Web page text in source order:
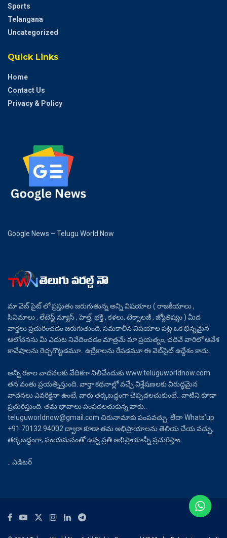
Sports
Telangana
Uncategorized
Quick Links
Home
Contact Us
Privacy & Policy
Google News – Telugu World Now
మా వెబ్ సైట్ లో ప్రస్తుతం జరుగుతున్న అన్ని విషయాల ( రాజకీయాలు ,
సినిమాలు , లేటెస్ట్ న్యూస్ , హెల్త్, భక్తి , కళలు, టెక్నాలజీ , జ్యోతిష్యం ) మీద
వార్తలు ప్రచురించడం జరుగుతుంది, సమకాలీన విషయాల పట్ల ఒక భిన్నమైన
ఆలోచనను మీ ఎదుట నివేదించడం మాత్రమే మా ప్రయత్నం, చదివే వారిలో ఆవేశ
కావేషాలను రెచ్చగొట్టడమూ.. ఉద్రేకాలను రేపడమూ ఈ వెబ్‌సైట్ ఉద్దేశం కాదు.
అన్ని రకాల వాదనలకు వేదికగా నిలిచేందుకు www.teluguworldnow.com
తన వంతు ప్రయత్నిస్తుంది. వార్తా కథనాల్లో వచ్చే విశ్లేషణలకు విరుద్ధమైన
వాదనలు ఎవరికైనా ఉంటే, వారు తర్కబద్ధంగా చెప్పదలచుకుంటే.. వాటిని కూడా
ప్రచురిస్తుంది. తమ భావాలు పంపదలచుకున్న వారు..
teluguworldnow@gmail.com చిరునామాకు పంపవచ్చు. లేదా Whats’up
+91 70132 94002 ద్వారా కూడా తమ అభిప్రాయాలను తెలియ చేయ వచ్చు,
తర్కబద్ధంగా, సంయమనంతో ఉన్న ప్రతి అభిప్రాయాన్నీ ప్రచురిస్తాం.
.. ఎడిటర్